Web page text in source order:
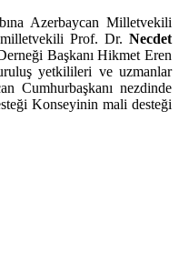
Azerbaycan Milletvekili
Prof. Dr. Necdet
Başkanı Hikmet Eren
yetkilileri ve uzmanlar
Cumhurbaşkanı nezdinde
Konseyinin mali desteği